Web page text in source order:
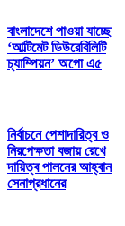
বাংলাদেশে পাওয়া যাচ্ছে
‘আল্টিমেট ডিউরেবিলিটি
চ্যাম্পিয়ন’ অপো এ৫
নির্বাচনে পেশাদারিত্ব ও
নিরপেক্ষতা বজায় রেখে
দায়িত্ব পালনের আহ্বান
সেনাপ্রধানের